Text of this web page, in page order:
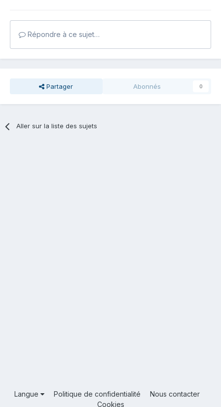
Répondre à ce sujet…
Partager Abonnés 0
Aller sur la liste des sujets
Langue Politique de confidentialité
Nous contacter
Cookies